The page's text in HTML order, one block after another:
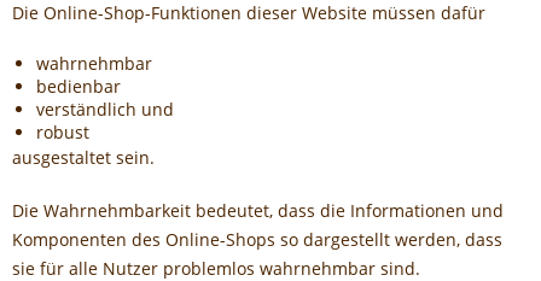
Die Online-Shop-Funktionen dieser Website müssen dafür
wahrnehmbar
bedienbar
verständlich und
robust
ausgestaltet sein.
Die Wahrnehmbarkeit bedeutet, dass die Informationen und
Komponenten des Online-Shops so dargestellt werden, dass
sie für alle Nutzer problemlos wahrnehmbar sind.